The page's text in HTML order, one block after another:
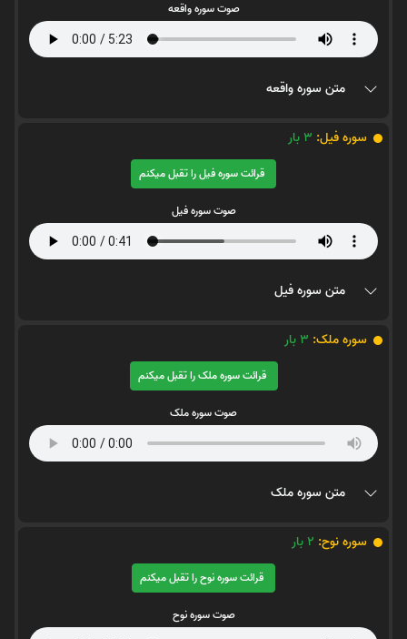
صوت سوره واقعه
متن سوره واقعه
سوره فیل: 3بار
قرائت سوره فیل را تقبل میکنم
صوت سوره فیل
متن سوره فیل
سوره ملک: 3بار
قرائت سوره ملک را تقبل میکنم
صوت سوره ملک
متن سوره ملک
سوره نوح: 2بار
قرائت سوره نوح را تقبل میکنم
صوت سوره نوح